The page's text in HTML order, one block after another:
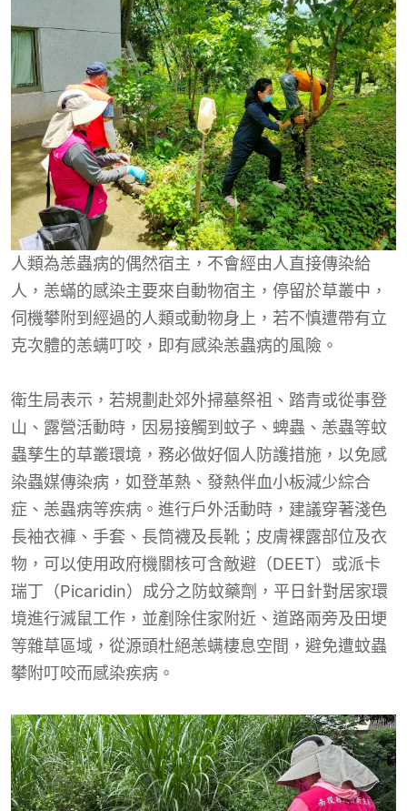
人類為恙蟲病的偶然宿主，不會經由人直接傳染給
人，恙蟎的感染主要來自動物宿主，停留於草叢中，
伺機攀附到經過的人類或動物身上，若不慎遭帶有立
克次體的恙螨叮咬，即有感染恙蟲病的風險。
衛生局表示，若規劃赴郊外掃墓祭祖、踏青或從事登
山、露營活動時，因易接觸到蚊子、蜱蟲、恙蟲等蚊
蟲孳生的草叢環境，務必做好個人防護措施，以免感
染蟲媒傳染病，如登革熱、發熱伴血小板減少綜合
症、恙蟲病等疾病。進行戶外活動時，建議穿著淺色
長袖衣褲、手套、長筒襪及長靴；皮膚裸露部位及衣
物，可以使用政府機關核可含敵避（DEET）或派卡
瑞丁（Picaridin）成分之防蚊藥劑，平日針對居家環
境進行滅鼠工作，並剷除住家附近、道路兩旁及田埂
等雜草區域，從源頭杜絕恙螨棲息空間，避免遭蚊蟲
攀附叮咬而感染疾病。